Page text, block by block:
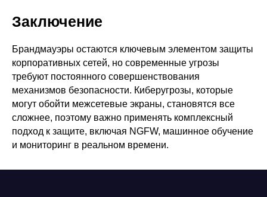
Заключение
Брандмауэры остаются ключевым элементом защиты
корпоративных сетей, но современные угрозы
требуют постоянного совершенствования
механизмов безопасности. Киберугрозы, которые
могут обойти межсетевые экраны, становятся все
сложнее, поэтому важно применять комплексный
подход к защите, включая NGFW, машинное обучение
и мониторинг в реальном времени.